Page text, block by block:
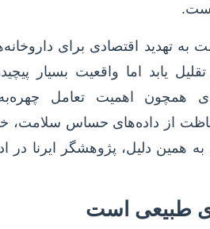
تهدید اقتصادی برای
یابد اما واقعیت بسیار
همچون اهمیت تعامل
از داده‌های حساس
همین دلیل، پژوهشگر ایرنا در
طبیعی است